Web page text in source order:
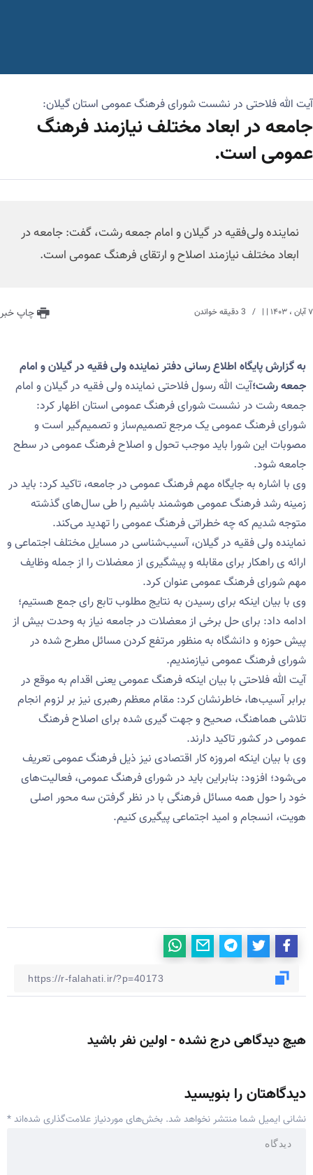
آیت الله فلاحتی در نشست شورای فرهنگ عمومی استان گیلان:
جامعه در ابعاد مختلف نیازمند فرهنگ
عمومی است.
نماینده ولی‌فقیه در گیلان و امام جمعه رشت، گفت: جامعه در
ابعاد مختلف نیازمند اصلاح و ارتقای فرهنگ عمومی است.
۷ آبان ، ۱۴۰۳ | | چاپ خبر
به گزارش پایگاه اطلاع رسانی دفتر نماینده ولی فقیه در گیلان و امام
جمعه رشت؛آیت الله رسول فلاحتی نماینده ولی فقیه در گیلان و امام
جمعه رشت در نشست شورای فرهنگ عمومی استان اظهار کرد:
شورای فرهنگ عمومی یک مرجع تصمیم‌ساز و تصمیم‌گیر است و
مصوبات این شورا باید موجب تحول و اصلاح فرهنگ عمومی در سطح
جامعه شود.
وی با اشاره به جایگاه مهم فرهنگ عمومی در جامعه، تاکید کرد: باید در
زمینه رشد فرهنگ عمومی هوشمند باشیم را طی سال‌های گذشته
متوجه شدیم که چه خطراتی فرهنگ عمومی را تهدید می‌کند.
نماینده ولی فقیه در گیلان، آسیب‌شناسی در مسایل مختلف اجتماعی و
ارائه‌ ی راهکار برای مقابله و پیشگیری از معضلات را از جمله وظایف
مهم شورای فرهنگ عمومی عنوان کرد.
وی با بیان اینکه برای رسیدن به نتایج مطلوب تابع رای جمع هستیم؛
ادامه داد: برای حل برخی از معضلات در جامعه نیاز به وحدت بیش از
پیش حوزه و دانشگاه به منظور مرتفع کردن مسائل مطرح شده در
شورای فرهنگ عمومی نیازمندیم.
آیت الله فلاحتی با بیان اینکه فرهنگ عمومی یعنی اقدام به موقع در
برابر آسیب‌ها، خاطرنشان کرد: مقام‌ معظم‌ رهبری‌ نیز بر لزوم‌ انجام‌
تلاشی‌ هماهنگ‌، صحیح‌ و جهت گیری‌ شده‌ برای‌ اصلاح‌ فرهنگ‌
عمومی‌ در کشور تاکید دارند.
وی با بیان اینکه امروزه کار اقتصادی نیز ذیل فرهنگ عمومی تعریف
می‌شود؛ افزود: بنابراین باید در شورای فرهنگ عمومی، فعالیت‌های
خود را حول همه مسائل فرهنگی با در نظر گرفتن سه محور اصلی
هویت، انسجام و امید اجتماعی پیگیری کنیم.
هیچ دیدگاهی درج نشده - اولین نفر باشید
دیدگاهتان را بنویسید
نشانی ایمیل شما منتشر نخواهد شد. بخش‌های موردنیاز علامت‌گذاری شده‌اند*